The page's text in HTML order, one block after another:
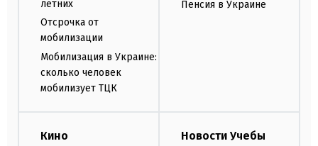
летних
Отсрочка от
мобилизации
Мобилизация в Украине:
сколько человек
мобилизует ТЦК
Пенсия в Украине
Кино Новости Учебы